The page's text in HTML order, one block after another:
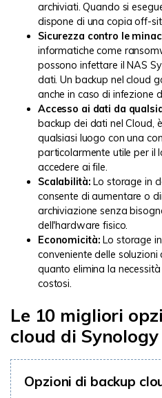
archiviati. Quando si
dispone di una copia off-
Sicurezza contro le
informatiche come
possono infettare il NAS
dati. Un backup nel cloud
anche in caso di infezione
Accesso ai dati da
backup dei dati nel Cloud,
qualsiasi luogo con una
particolarmente utile per il
accedere ai file.
Scalabilità:Lo storage in
consente di aumentare o
archiviazione senza
dell'hardware fisico.
Economicità:Lo storage
conveniente delle
quanto elimina la
costosi.
Le 10 migliori
cloud di
Opzioni di backup